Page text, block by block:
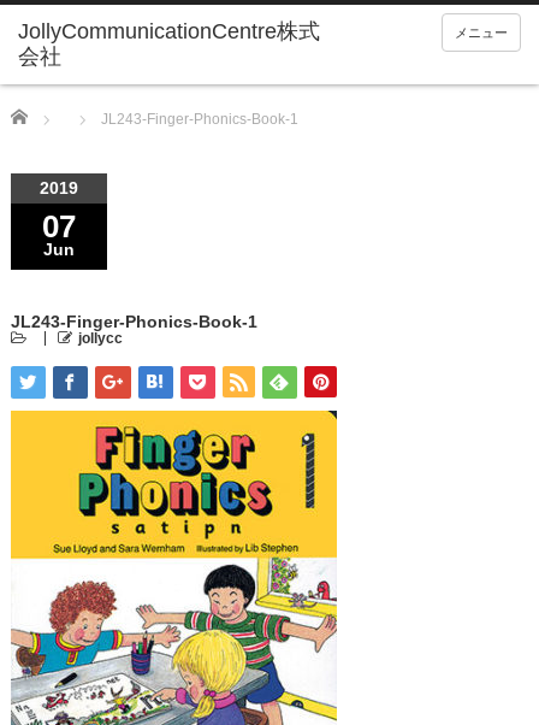
メニュー
Home JL243-Finger-Phonics-Book-1
2019
07
Jun
JL243-Finger-Phonics-Book-1
jollycc